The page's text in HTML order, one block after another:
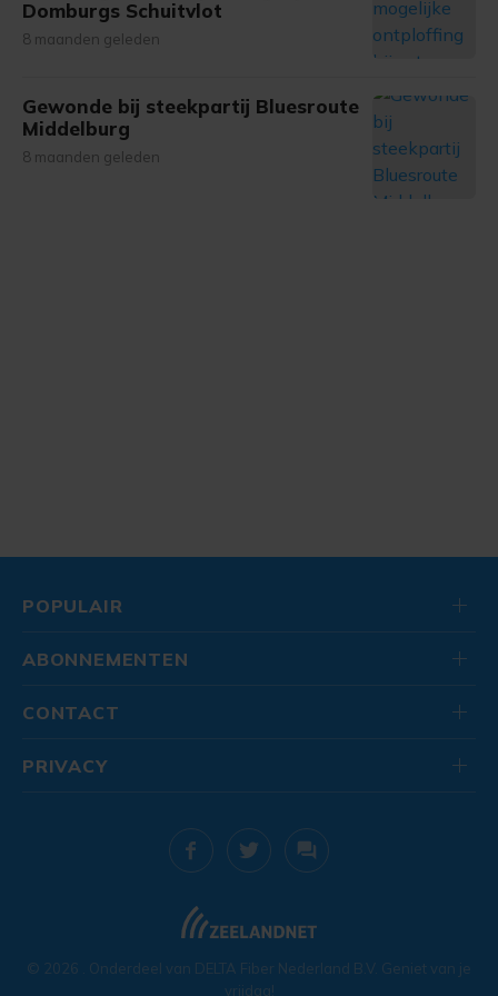
gemaakte keuze altijd wijzigen of intrekken.
Domburgs Schuitvlot
8 maanden geleden
Gewonde bij steekpartij Bluesroute
Middelburg
8 maanden geleden
POPULAIR
ABONNEMENTEN
CONTACT
© 2026 . Onderdeel van DELTA Fiber Nederland B.V. Geniet van je
vrijdag!
PRIVACY